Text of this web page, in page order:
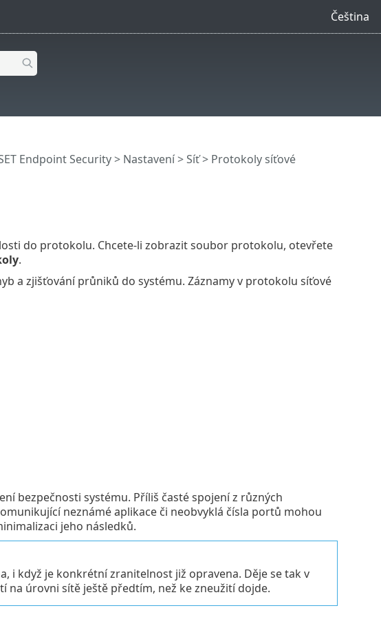
Čeština
Endpoint Security> Nastavení>Síť> Protokoly síťové
do protokolu. Chcete-li zobrazit soubor protokolu, otevřete
.
a zjišťování průniků do systému. Záznamy v protokolu síťové
bezpečnosti systému. Příliš časté spojení z různých
neznámé aplikace či neobvyklá čísla portů mohou
jeho následků.
i když je konkrétní zranitelnost již opravena. Děje se tak v
na úrovni sítě ještě předtím, než ke zneužití dojde.